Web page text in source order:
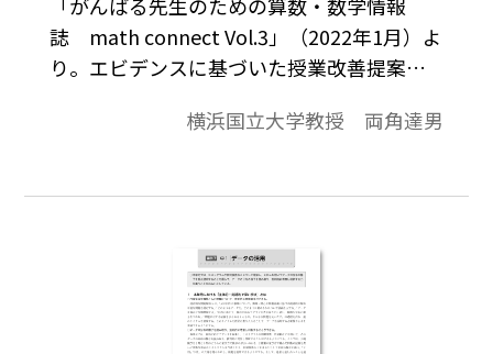
誌 math connect Vol.3」（2022年1月）よ
り。エビデンスに基づいた授業改善提案
行われた学力調査の結果を細かく
【Action（改善）】、【Plan（計画）】、
につながる教育の PDCAサイクルをご提案い
横浜国立大学教授 両角達男